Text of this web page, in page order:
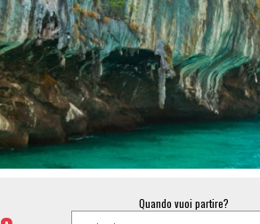
Quando vuoi partire?